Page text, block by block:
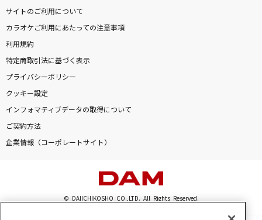
サイトのご利用について
カラオケご利用にあたっての注意事項
利用規約
特定商取引法に基づく表示
プライバシーポリシー
クッキー設定
インフォマティブデータの取得について
ご契約方法
企業情報（コーポレートサイト）
© DAIICHIKOSHO CO.,LTD. All Rights Reserved.